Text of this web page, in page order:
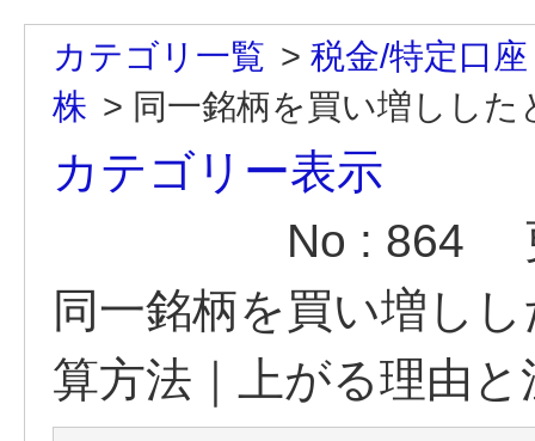
カテゴリ一覧 > 税金/特定口座
株 > 同一銘柄を買い増しした
カテゴリー表示
No : 864
同一銘柄を買い増し
算方法｜上がる理由と